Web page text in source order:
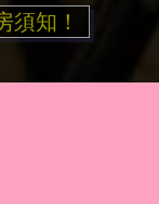
須知！